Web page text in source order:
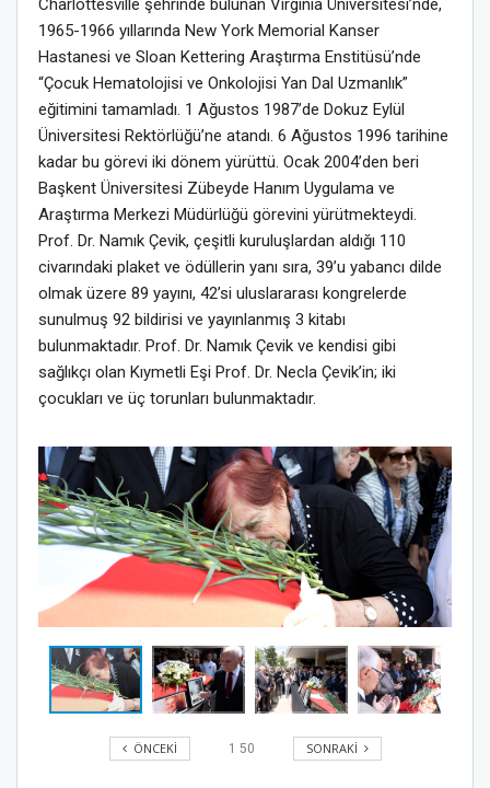
Charlottesville şehrinde bulunan Virginia Üniversitesi’nde,
1965-1966 yıllarında New York Memorial Kanser
Hastanesi ve Sloan Kettering Araştırma Enstitüsü’nde
“Çocuk Hematolojisi ve Onkolojisi Yan Dal Uzmanlık”
eğitimini tamamladı. 1 Ağustos 1987’de Dokuz Eylül
Üniversitesi Rektörlüğü’ne atandı. 6 Ağustos 1996 tarihine
kadar bu görevi iki dönem yürüttü. Ocak 2004’den beri
Başkent Üniversitesi Zübeyde Hanım Uygulama ve
Araştırma Merkezi Müdürlüğü görevini yürütmekteydi.
Prof. Dr. Namık Çevik, çeşitli kuruluşlardan aldığı 110
civarındaki plaket ve ödüllerin yanı sıra, 39’u yabancı dilde
olmak üzere 89 yayını, 42’si uluslararası kongrelerde
sunulmuş 92 bildirisi ve yayınlanmış 3 kitabı
bulunmaktadır. Prof. Dr. Namık Çevik ve kendisi gibi
sağlıkçı olan Kıymetli Eşi Prof. Dr. Necla Çevik’in; iki
çocukları ve üç torunları bulunmaktadır.
ÖNCEKI 1 50 SONRAKI